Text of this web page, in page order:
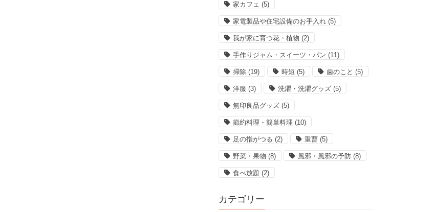
家カフェ (5)
家電製品や住宅設備のお手入れ (5)
我が家に育つ花・植物 (2)
手作りジャム・スイーツ・パン (11)
掃除 (19) 時短 (5) 歯のこと (5)
洋服 (3) 洗濯・洗濯グッズ (5)
無印良品グッズ (5)
節約料理・簡単料理 (10)
足の指がつる (2) 重曹 (5)
野菜・果物 (8) 風邪・風邪の予防 (8)
食べ放題 (2)
カテゴリー